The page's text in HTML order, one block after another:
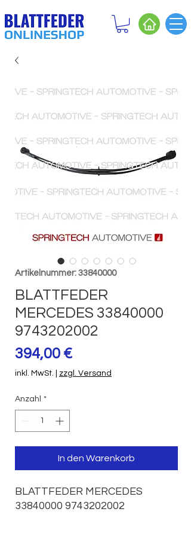
Artikelnummer: 33840000
BLATTFEDER
MERCEDES 33840000
9743202002
394,00 €Preis
inkl. MwSt. zzgl. Versand
Anzahl *
In den Warenkorb
BLATTFEDER MERCEDES
33840000 9743202002